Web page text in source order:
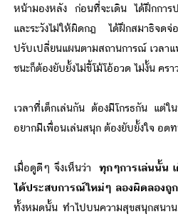
หน้ามองหลัง ก่อนที่จะเดิน ได้ฝึกกา
และระวังไม่ให้ผิดกฎ ได้ฝึกสมาธิจด
ปรับเปลี่ยนแผนตามสถานการณ์ เวลา
ชนะก็ต้องยับยั้งไม่ขี้โม้โอ้อวด ไม่งั้น คร
เวลาที่เด็กเล่นกัน ต้องมีโกรธกัน แต่
อยากมีเพื่อนเล่นสนุก ต้องยับยั้งใจ อ
เมื่อดูดีๆ จึงเห็นว่า ทุกๆการเล่นนั้น
ได้ประสบการณ์ใหม่ๆ ลองผิดลอง
ทั้งหมดนั้น ทำไปบนความสุขสนุกสน